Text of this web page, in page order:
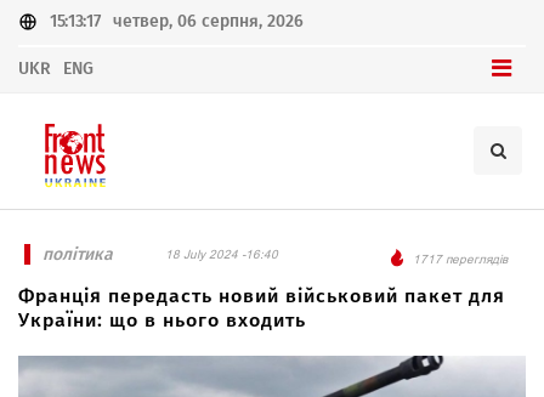
15:13:17 четвер, 06 серпня, 2026
UKR ENG
політика 18 July 2024 -16:40 1717 переглядів
Франція передасть новий військовий пакет для
України: що в нього входить